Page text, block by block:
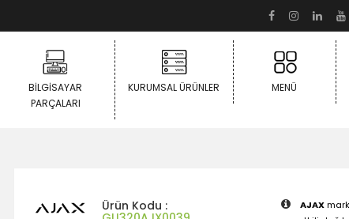
BILGISAYAR
PARÇALARI
KURUMSAL ÜRÜNLER MENÜ
Ürün Kodu : AJAX